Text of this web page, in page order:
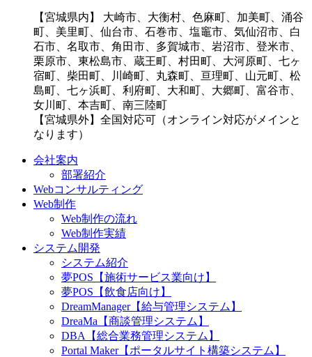
【宮城県内】 大崎市、大衡村、色麻町、加美町、涌谷
町、美里町、仙台市、石巻市、塩竈市、気仙沼市、白
石市、名取市、角田市、多賀城市、岩沼市、登米市、
栗原市、東松島市、蔵王町、村田町、大河原町、七ヶ
宿町、柴田町、川崎町、丸森町、亘理町、山元町、松
島町、七ヶ浜町、利府町、大和町、大郷町、富谷市、
女川町、本吉町、南三陸町
【宮城県外】全国対応可（オンライン対応がメインと
なります）
会社案内
部署紹介
Webコンサルティング
Web制作
Web制作の流れ
Web制作実績
システム開発
システム紹介
夢POS【施術サービス業向け】
夢POS【飲食店向け】
DreamManager【給与管理システム】
DreaMa【商談管理システム】
DBA【総合業務管理システム】
Portal Maker【ポータルサイト構築システム】